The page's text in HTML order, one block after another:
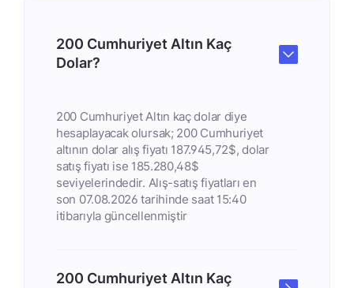
200 Cumhuriyet Altın Kaç
Dolar?
200 Cumhuriyet Altın kaç dolar diye
hesaplayacak olursak; 200 Cumhuriyet
altının dolar alış fiyatı 187.945,72$, dolar
satış fiyatı ise 185.280,48$
seviyelerindedir. Alış-satış fiyatları en
son 07.08.2026 tarihinde saat 15:40
itibarıyla güncellenmiştir
200 Cumhuriyet Altın Kaç